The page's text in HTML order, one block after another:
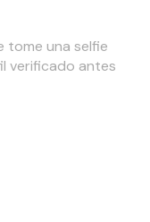
tome una selfie
verificado antes